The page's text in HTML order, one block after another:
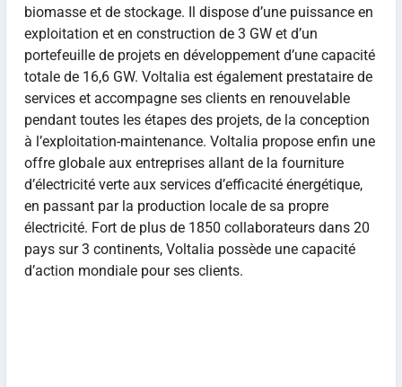
biomasse et de stockage. Il dispose d’une puissance en
exploitation et en construction de 3 GW et d’un
portefeuille de projets en développement d’une capacité
totale de 16,6 GW. Voltalia est également prestataire de
services et accompagne ses clients en renouvelable
pendant toutes les étapes des projets, de la conception
à l’exploitation-maintenance. Voltalia propose enfin une
offre globale aux entreprises allant de la fourniture
d’électricité verte aux services d’efficacité énergétique,
en passant par la production locale de sa propre
électricité. Fort de plus de 1850 collaborateurs dans 20
pays sur 3 continents, Voltalia possède une capacité
d’action mondiale pour ses clients.